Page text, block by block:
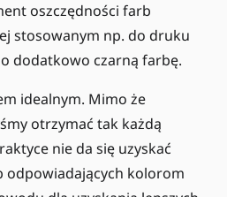
oszczędności farb
stosowanym np. do druku
dodatkowo czarną farbę.
idealnym. Mimo że
otrzymać tak każdą
nie da się uzyskać
odpowiadających kolorom